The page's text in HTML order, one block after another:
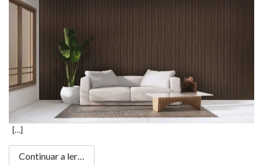
[…]
Continuar a ler…